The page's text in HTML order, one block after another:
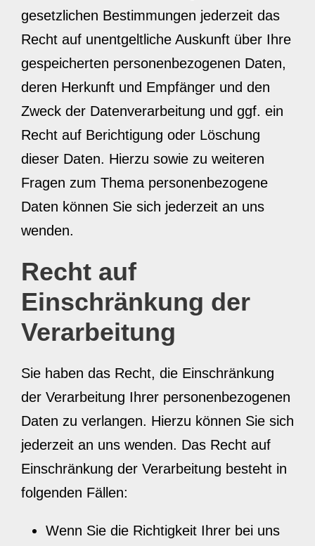
gesetzlichen Bestimmungen jederzeit das
Recht auf unentgeltliche Auskunft über Ihre
gespeicherten personenbezogenen Daten,
deren Herkunft und Empfänger und den
Zweck der Datenverarbeitung und ggf. ein
Recht auf Berichtigung oder Löschung
dieser Daten. Hierzu sowie zu weiteren
Fragen zum Thema personenbezogene
Daten können Sie sich jederzeit an uns
wenden.
Recht auf
Einschränkung der
Verarbeitung
Sie haben das Recht, die Einschränkung
der Verarbeitung Ihrer personenbezogenen
Daten zu verlangen. Hierzu können Sie sich
jederzeit an uns wenden. Das Recht auf
Einschränkung der Verarbeitung besteht in
folgenden Fällen:
Wenn Sie die Richtigkeit Ihrer bei uns